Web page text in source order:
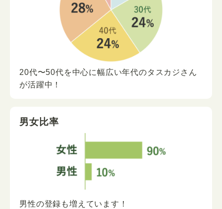
20代〜50代を中心に幅広い年代のタスカジさん
が活躍中！
男女比率
男性の登録も増えています！